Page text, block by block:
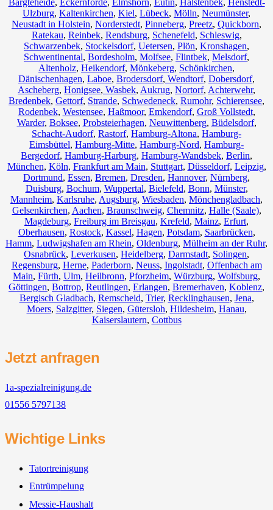
Bargteheide, Eckernförde, Elmshorn, Eutin, Halstenbek, Henstedt-
Ulzburg, Kaltenkirchen, Kiel, Lübeck, Mölln, Neumünster,
Neustadt in Holstein, Norderstedt, Pinneberg, Preetz, Quickborn,
Ratekau, Reinbek, Rendsburg, Schenefeld, Schleswig,
Schwarzenbek, Stockelsdorf, Uetersen, Plön, Kronshagen,
Schwentinental, Bordesholm, Molfsee, Flintbek, Melsdorf,
Altenholz, Heikendorf, Mönkeberg, Schönkirchen,
Dänischenhagen, Laboe, Brodersdorf, Wendtorf, Dobersdorf,
Ascheberg, Honigsee, Wasbek, Aukrug, Nortorf, Achterwehr,
Bredenbek, Gettorf, Strande, Schwedeneck, Rumohr, Schierensee,
Rodenbek, Westensee, Haßmoor, Emkendorf, Groß Vollstedt,
Warder, Boksee, Probsteierhagen, Neuwittenberg, Büdelsdorf,
Schacht-Audorf, Rastorf, Hamburg-Altona, Hamburg-
Eimsbüttel, Hamburg-Mitte, Hamburg-Nord, Hamburg-
Bergedorf, Hamburg-Harburg, Hamburg-Wandsbek, Berlin,
München, Köln, Frankfurt am Main, Stuttgart, Düsseldorf, Leipzig,
Dortmund, Essen, Bremen, Dresden, Hannover, Nürnberg,
Duisburg, Bochum, Wuppertal, Bielefeld, Bonn, Münster,
Mannheim, Karlsruhe, Augsburg, Wiesbaden, Mönchengladbach,
Gelsenkirchen, Aachen, Braunschweig, Chemnitz⁠, Halle (Saale),
Magdeburg, Freiburg im Breisgau, Krefeld, Mainz, Erfurt,
Oberhausen, Rostock, Kassel, Hagen, Potsdam, Saarbrücken,
Hamm, Ludwigshafen am Rhein, Oldenburg, Mülheim an der Ruhr,
Osnabrück, Leverkusen, Heidelberg, Darmstadt, Solingen,
Regensburg, Herne, Paderborn, Neuss, Ingolstadt, Offenbach am
Main, Fürth, Ulm, Heilbronn, Pforzheim, Würzburg, Wolfsburg,
Göttingen, Bottrop, Reutlingen, Erlangen, Bremerhaven, Koblenz,
Bergisch Gladbach, Remscheid, Trier, Recklinghausen, Jena,
Moers, Salzgitter, Siegen, Gütersloh, Hildesheim, Hanau,
Kaiserslautern, Cottbus
Jetzt anfragen
1a-spezialreinigung.de
01556 5797138
Wichtige Links
Tatortreinigung
Entrümpelung
Messie-Haushalt